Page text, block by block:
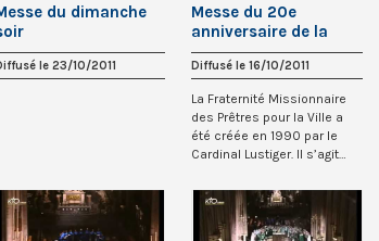
du dimanche
le 23/10/2011
Messe du 20e
anniversaire de la
Fraternité
Missionnaire des
Prêtres pour la Ville
Diffusé le 16/10/2011
La Fraternité Missionnaire
des Prêtres pour la Ville a
été créée en 1990 par le
Cardinal Lustiger. Il s’agit